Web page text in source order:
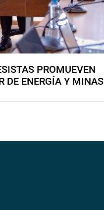
PROMUEVEN
DE ENERGÍA Y MINAS